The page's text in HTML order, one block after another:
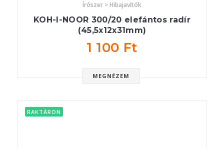
Írószer > Hibajavítók
KOH-I-NOOR 300/20 elefántos radír
(45,5x12x31mm)
1 100 Ft
MEGNÉZEM
RAKTÁRON